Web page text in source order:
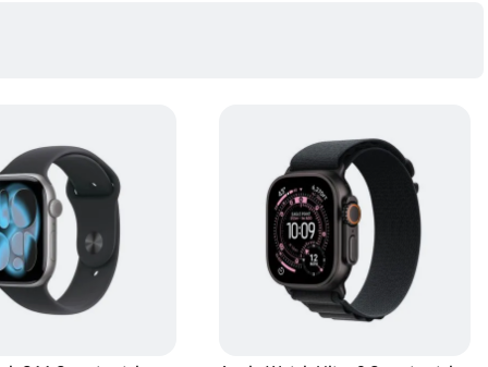
mai ampla asupra sanatatii tale, astfel incat sa poti ramane informat. Iar